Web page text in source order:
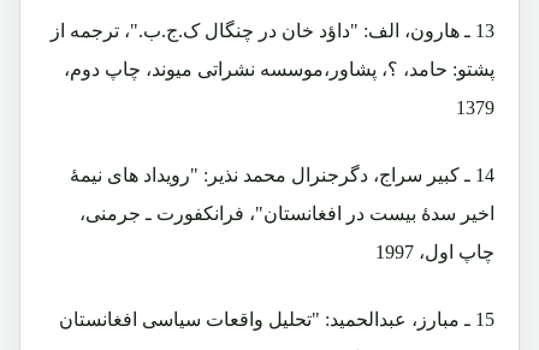
13 ـ هارون، الف: "داؤد خان در چنگال ک.ج.ب."، ترجمه از
پشتو: حامد، ؟، پشاور،موسسه نشراتی میوند، چاپ دوم،
1379
14 ـ کبیر سراج، دگرجنرال محمد نذیر: "رویداد های نیمۀ
اخیر سدۀ بیست در افغانستان"، فرانکفورت ـ جرمنی،
چاپ اول، 1997
15 ـ مبارز، عبدالحمید: "تحلیل واقعات سیاسی افغانستان